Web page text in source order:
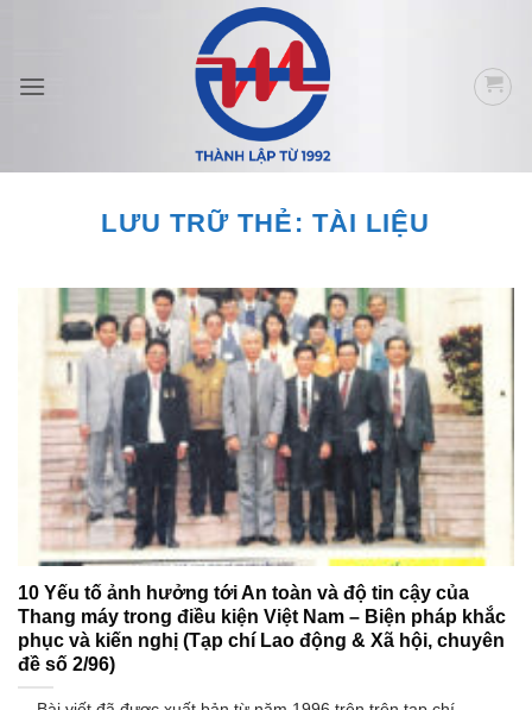
LƯU TRỮ THẺ: TÀI LIỆU
10 Yếu tố ảnh hưởng tới An toàn và độ tin cậy của
Thang máy trong điều kiện Việt Nam – Biện pháp khắc
phục và kiến nghị (Tạp chí Lao động & Xã hội, chuyên
đề số 2/96)